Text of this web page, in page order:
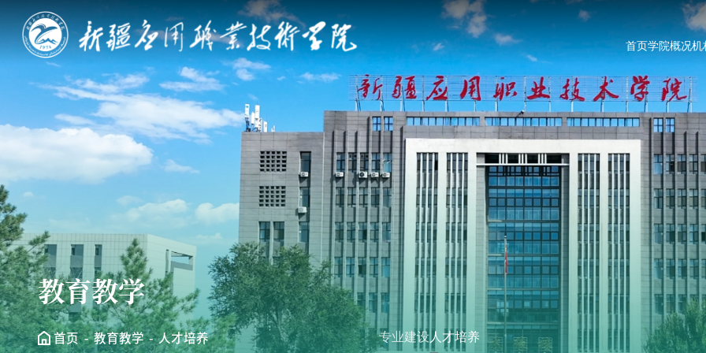
首页学院概况机
教育教学
首页 教育教学 人才培养 专业建设人才培养